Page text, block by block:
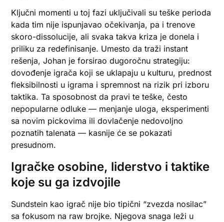
Ključni momenti u toj fazi uključivali su teške perioda
kada tim nije ispunjavao očekivanja, pa i trenove
skoro-dissolucije, ali svaka takva kriza je donela i
priliku za redefinisanje. Umesto da traži instant
rešenja, Johan je forsirao dugoročnu strategiju:
dovođenje igrača koji se uklapaju u kulturu, prednost
fleksibilnosti u igrama i spremnost na rizik pri izboru
taktika. Ta sposobnost da pravi te teške, često
nepopularne odluke — menjanje uloga, eksperimenti
sa novim pickovima ili dovlačenje nedovoljno
poznatih talenata — kasnije će se pokazati
presudnom.
Igračke osobine, liderstvo i taktike
koje su ga izdvojile
Sundstein kao igrač nije bio tipični “zvezda nosilac”
sa fokusom na raw brojke. Njegova snaga leži u